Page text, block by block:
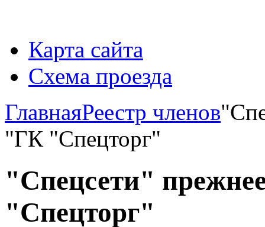
Карта сайта
Схема проезда
ГлавнаяРеестр членов
"ГК "Спецторг"
"Спецсети"
"Спецторг"